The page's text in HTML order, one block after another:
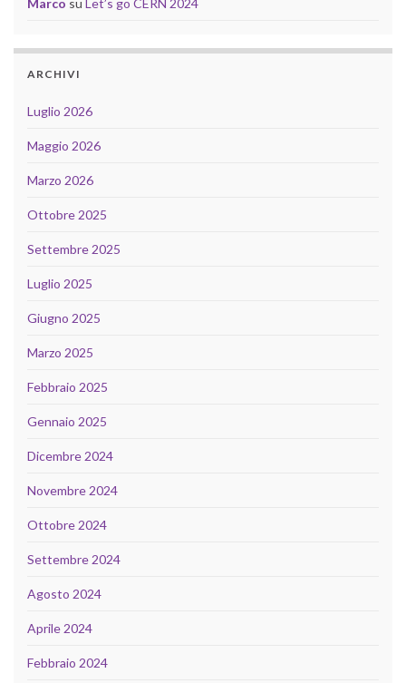
Marco su Let’s go CERN 2024
ARCHIVI
Luglio 2026
Maggio 2026
Marzo 2026
Ottobre 2025
Settembre 2025
Luglio 2025
Giugno 2025
Marzo 2025
Febbraio 2025
Gennaio 2025
Dicembre 2024
Novembre 2024
Ottobre 2024
Settembre 2024
Agosto 2024
Aprile 2024
Febbraio 2024